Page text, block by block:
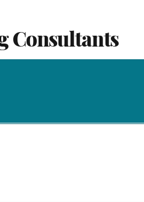
Consultants